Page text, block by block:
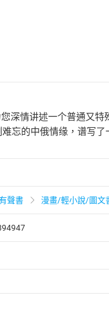
深情讲述一个普通又
忘的中俄情缘，谱写
聲書 漫畫/輕小說/圖文